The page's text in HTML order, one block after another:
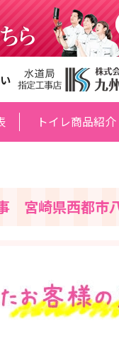
トイレ商品紹介
宮崎県西都市